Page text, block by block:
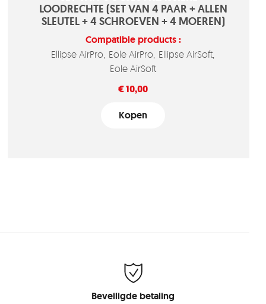
LOODRECHTE (SET VAN 4 PAAR + ALLEN
SLEUTEL + 4 SCHROEVEN + 4 MOEREN)
Compatible products :
Ellipse AirPro Eole AirPro Ellipse AirSoft
Eole AirSoft
Prijs
€ 10,00
Kopen
Beveiligde betaling